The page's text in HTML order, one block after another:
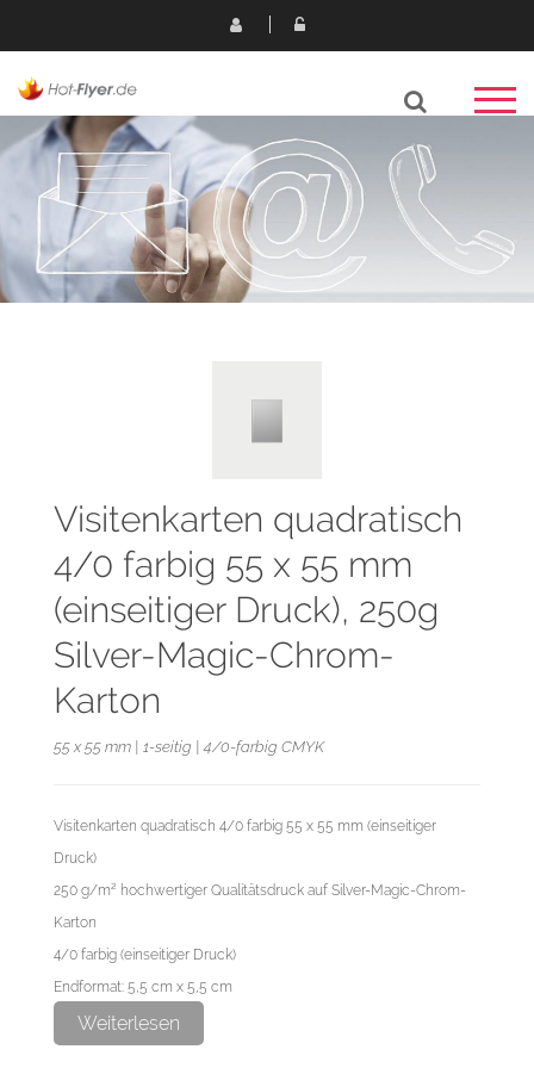
Visitenkarten quadratisch
4/0 farbig 55 x 55 mm
(einseitiger Druck), 250g
Silver-Magic-Chrom-
Karton
55 x 55 mm | 1-seitig | 4/0-farbig CMYK
Visitenkarten quadratisch 4/0 farbig 55 x 55 mm (einseitiger
Druck)
250 g/m² hochwertiger Qualitätsdruck auf Silver-Magic-Chrom-
Karton
4/0 farbig (einseitiger Druck)
Endformat: 5,5 cm x 5,5 cm
Datenformat: 6,1 cm x 6,1 cm
Weiterlesen